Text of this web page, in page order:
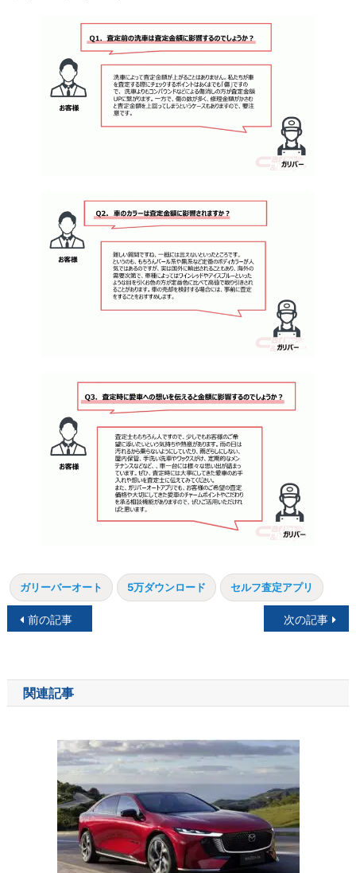
ガリーバーオート 5万ダウンロード セルフ査定アプリ
投
ナ
ビ
前の記事 次の記事
関連記事